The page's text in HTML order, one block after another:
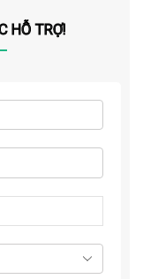
HỖ TRỢ!